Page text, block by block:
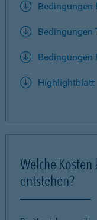
Bedingungen
Bedingungen
Bedingungen
Highlightblatt
Welche
entstehen?